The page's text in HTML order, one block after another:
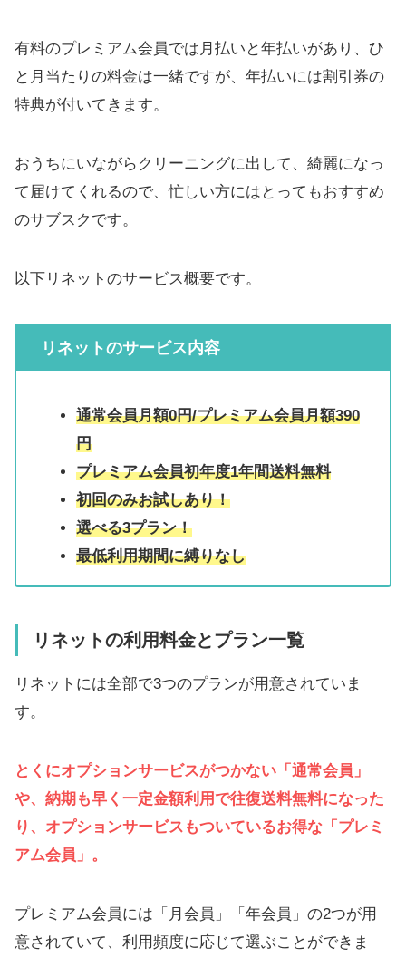
有料のプレミアム会員では月払いと年払いがあり、ひ
と月当たりの料金は一緒ですが、年払いには割引券の
特典が付いてきます。
おうちにいながらクリーニングに出して、綺麗になっ
て届けてくれるので、忙しい方にはとってもおすすめ
のサブスクです。
以下リネットのサービス概要です。
リネットのサービス内容
通常会員月額0円/プレミアム会員月額390
円
プレミアム会員初年度1年間送料無料
初回のみお試しあり！
選べる3プラン！
最低利用期間に縛りなし
リネットの利用料金とプラン一覧
リネットには全部で3つのプランが用意されていま
す。
とくにオプションサービスがつかない「通常会員」
や、納期も早く一定金額利用で往復送料無料になった
り、オプションサービスもついているお得な「プレミ
アム会員」。
プレミアム会員には「月会員」「年会員」の2つが用
意されていて、利用頻度に応じて選ぶことができま